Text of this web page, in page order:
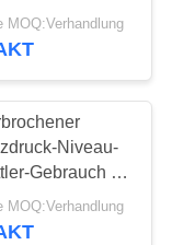
18
1199
MOQ:Verhandlung
Niveau-
Gebrauch in
MOQ:Verhandlung